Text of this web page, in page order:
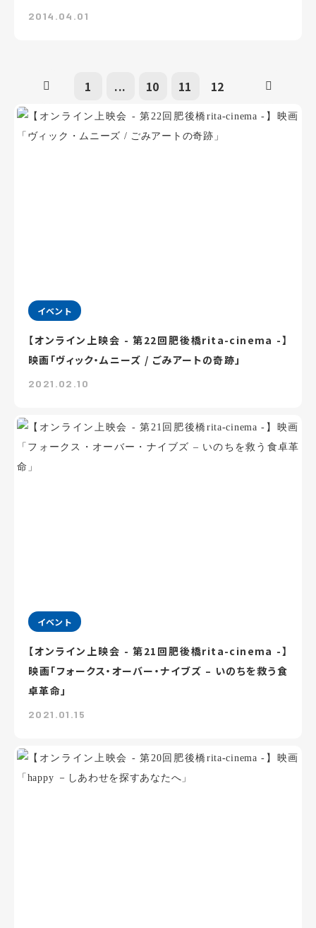
2014.04.01
1 ... 10 11 12
イベント
【オンライン上映会 - 第22回肥後橋rita-cinema -】
映画「ヴィック・ムニーズ / ごみアートの奇跡」
2021.02.10
イベント
【オンライン上映会 - 第21回肥後橋rita-cinema -】
映画「フォークス・オーバー・ナイブズ – いのちを救う食
卓革命」
2021.01.15